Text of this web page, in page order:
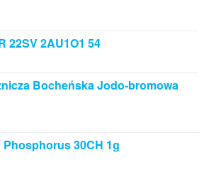
22SV 2AU1O1 54
Bocheńska Jodo-bromowa
Phosphorus 30CH 1g